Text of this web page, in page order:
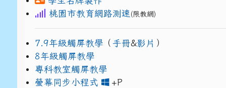
桃園市教育網路測速 (限教網)
7.9年級觸屏教學 （ 手冊&影片 ）
8年級觸屏教學
專科教室觸屏教學
螢幕同步小程式
+Plink to https://
link to https://